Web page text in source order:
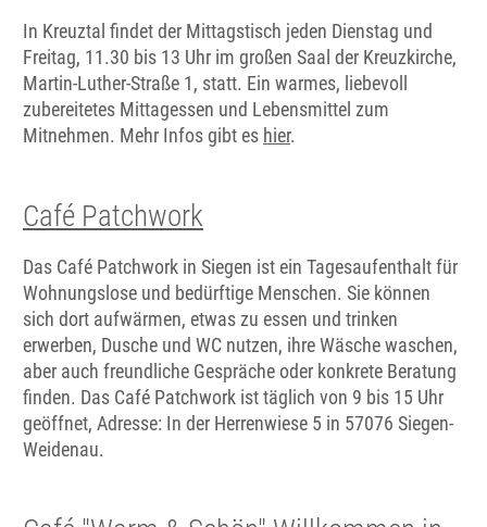
In Kreuztal findet der Mittagstisch jeden Dienstag und
Freitag, 11.30 bis 13 Uhr im großen Saal der Kreuzkirche,
Martin-Luther-Straße 1, statt. Ein warmes, liebevoll
zubereitetes Mittagessen und Lebensmittel zum
Mitnehmen. Mehr Infos gibt es hier.
Café Patchwork
Das Café Patchwork in Siegen ist ein Tagesaufenthalt für
Wohnungslose und bedürftige Menschen. Sie können
sich dort aufwärmen, etwas zu essen und trinken
erwerben, Dusche und WC nutzen, ihre Wäsche waschen,
aber auch freundliche Gespräche oder konkrete Beratung
finden. Das Café Patchwork ist täglich von 9 bis 15 Uhr
geöffnet, Adresse: In der Herrenwiese 5 in 57076 Siegen-
Weidenau.